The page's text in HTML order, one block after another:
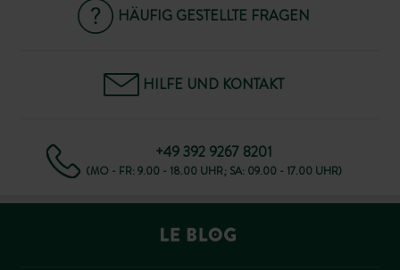
HÄUFIG GESTELLTE FRAGEN
HILFE UND KONTAKT
+49 392 9267 8201
(MO - FR: 9.00 - 18.00 UHR; SA: 09.00 - 17.00 UHR)